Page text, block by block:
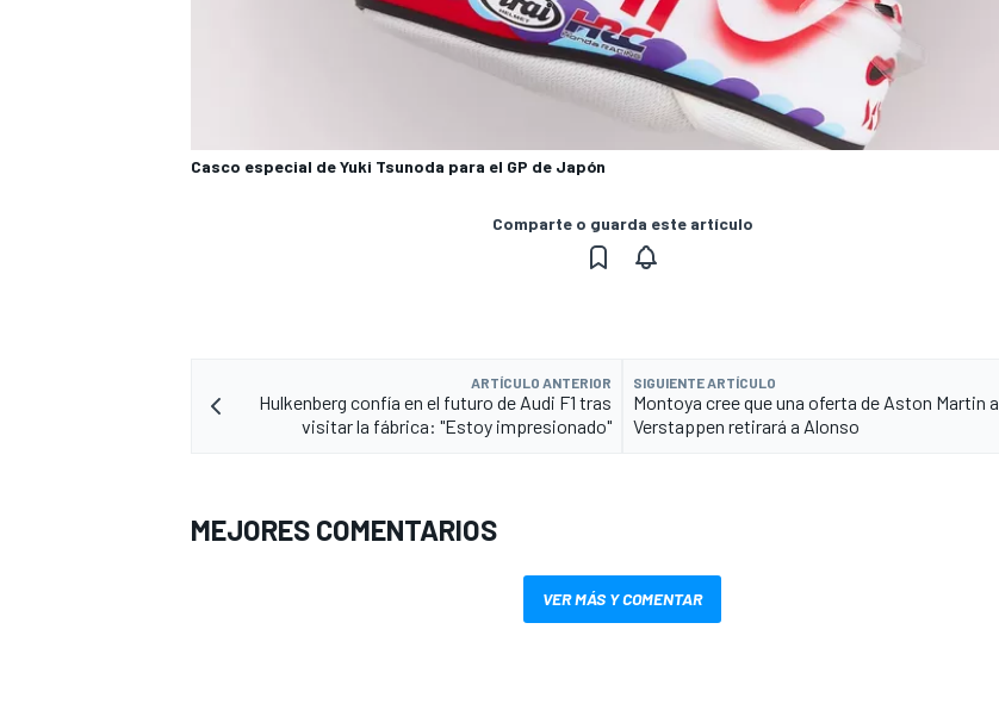
Casco especial de Yuki Tsunoda para el GP de Japón
Comparte o guarda este artículo
ARTÍCULO ANTERIOR
Hulkenberg confía en el futuro de Audi F1 tras
visitar la fábrica: "Estoy impresionado"
SIGUIENTE ARTÍCULO
Montoya cree que una oferta de Aston Martin a
Verstappen retirará a Alonso
MEJORES COMENTARIOS
VER MÁS Y COMENTAR